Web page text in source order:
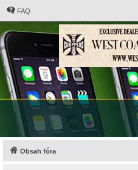
FAQ
Obsah fóra